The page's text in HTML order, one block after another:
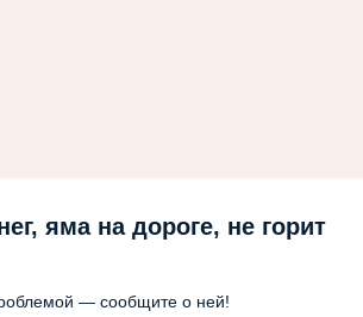
яма на дороге, не горит
— сообщите о ней!